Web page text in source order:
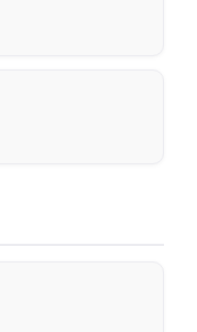
quang uy
được: